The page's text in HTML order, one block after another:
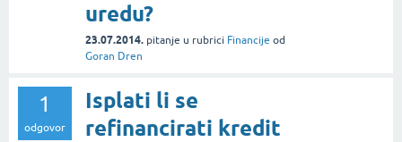
uredu?
23.07.2014. pitanje u rubrici Financije od
Goran Dren
1
odgovor
Isplati li se
refinancirati kredit